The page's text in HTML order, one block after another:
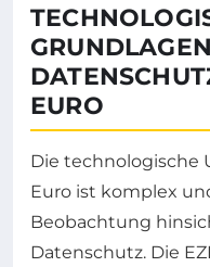
EURO
Die technologische
Euro ist komplex
Beobachtung
Datenschutz. Die